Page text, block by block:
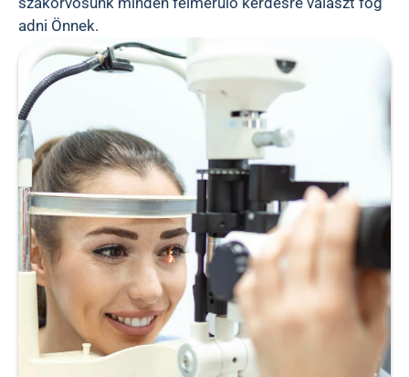
adni Önnek.